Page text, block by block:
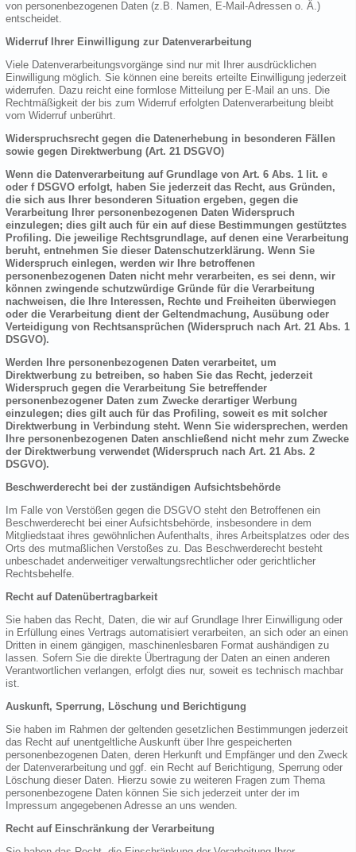
von personenbezogenen Daten (z.B. Namen, E-Mail-Adressen o. Ä.)
entscheidet.
Widerruf Ihrer Einwilligung zur Datenverarbeitung
Viele Datenverarbeitungsvorgänge sind nur mit Ihrer ausdrücklichen
Einwilligung möglich. Sie können eine bereits erteilte Einwilligung jederzeit
widerrufen. Dazu reicht eine formlose Mitteilung per E-Mail an uns. Die
Rechtmäßigkeit der bis zum Widerruf erfolgten Datenverarbeitung bleibt
vom Widerruf unberührt.
Widerspruchsrecht gegen die Datenerhebung in besonderen Fällen
sowie gegen Direktwerbung (Art. 21 DSGVO)
Wenn die Datenverarbeitung auf Grundlage von Art. 6 Abs. 1 lit. e
oder f DSGVO erfolgt, haben Sie jederzeit das Recht, aus Gründen,
die sich aus Ihrer besonderen Situation ergeben, gegen die
Verarbeitung Ihrer personenbezogenen Daten Widerspruch
einzulegen; dies gilt auch für ein auf diese Bestimmungen gestütztes
Profiling. Die jeweilige Rechtsgrundlage, auf denen eine Verarbeitung
beruht, entnehmen Sie dieser Datenschutzerklärung. Wenn Sie
Widerspruch einlegen, werden wir Ihre betroffenen
personenbezogenen Daten nicht mehr verarbeiten, es sei denn, wir
können zwingende schutzwürdige Gründe für die Verarbeitung
nachweisen, die Ihre Interessen, Rechte und Freiheiten überwiegen
oder die Verarbeitung dient der Geltendmachung, Ausübung oder
Verteidigung von Rechtsansprüchen (Widerspruch nach Art. 21 Abs. 1
DSGVO).
Werden Ihre personenbezogenen Daten verarbeitet, um
Direktwerbung zu betreiben, so haben Sie das Recht, jederzeit
Widerspruch gegen die Verarbeitung Sie betreffender
personenbezogener Daten zum Zwecke derartiger Werbung
einzulegen; dies gilt auch für das Profiling, soweit es mit solcher
Direktwerbung in Verbindung steht. Wenn Sie widersprechen, werden
Ihre personenbezogenen Daten anschließend nicht mehr zum Zwecke
der Direktwerbung verwendet (Widerspruch nach Art. 21 Abs. 2
DSGVO).
Beschwerderecht bei der zuständigen Aufsichtsbehörde
Im Falle von Verstößen gegen die DSGVO steht den Betroffenen ein
Beschwerderecht bei einer Aufsichtsbehörde, insbesondere in dem
Mitgliedstaat ihres gewöhnlichen Aufenthalts, ihres Arbeitsplatzes oder des
Orts des mutmaßlichen Verstoßes zu. Das Beschwerderecht besteht
unbeschadet anderweitiger verwaltungsrechtlicher oder gerichtlicher
Rechtsbehelfe.
Recht auf Datenübertragbarkeit
Sie haben das Recht, Daten, die wir auf Grundlage Ihrer Einwilligung oder
in Erfüllung eines Vertrags automatisiert verarbeiten, an sich oder an einen
Dritten in einem gängigen, maschinenlesbaren Format aushändigen zu
lassen. Sofern Sie die direkte Übertragung der Daten an einen anderen
Verantwortlichen verlangen, erfolgt dies nur, soweit es technisch machbar
ist.
Auskunft, Sperrung, Löschung und Berichtigung
Sie haben im Rahmen der geltenden gesetzlichen Bestimmungen jederzeit
das Recht auf unentgeltliche Auskunft über Ihre gespeicherten
personenbezogenen Daten, deren Herkunft und Empfänger und den Zweck
der Datenverarbeitung und ggf. ein Recht auf Berichtigung, Sperrung oder
Löschung dieser Daten. Hierzu sowie zu weiteren Fragen zum Thema
personenbezogene Daten können Sie sich jederzeit unter der im
Impressum angegebenen Adresse an uns wenden.
Recht auf Einschränkung der Verarbeitung